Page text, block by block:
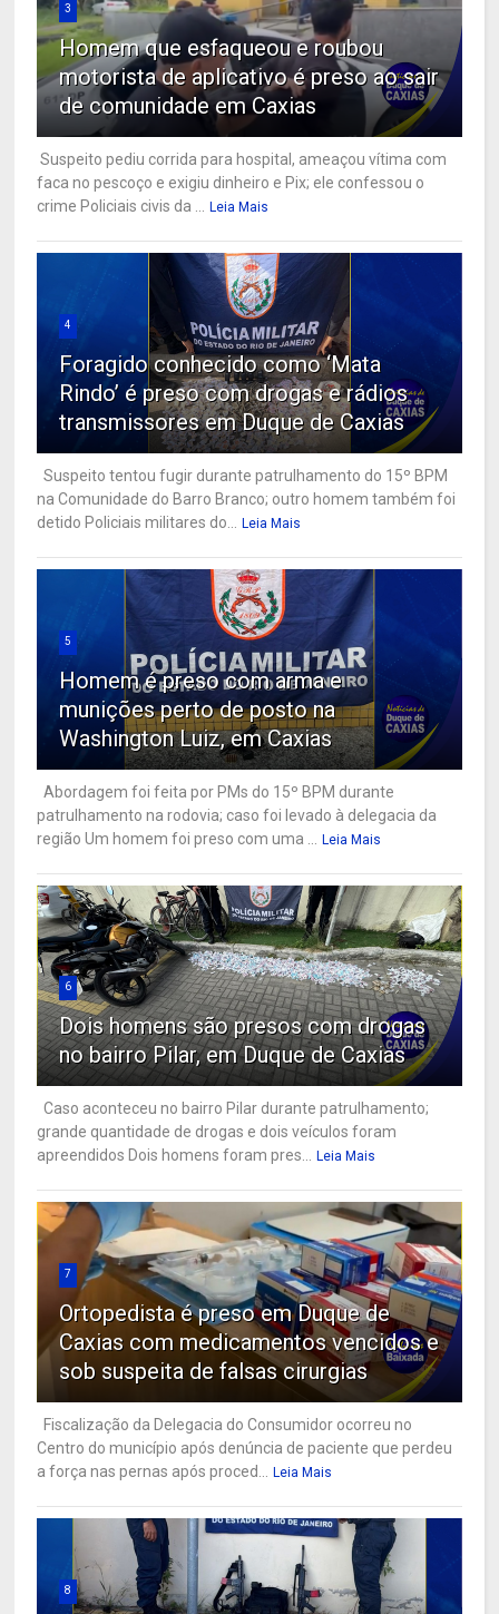
3
Homem que esfaqueou e roubou
motorista de aplicativo é preso ao sair
de comunidade em Caxias
Suspeito pediu corrida para hospital, ameaçou vítima com
faca no pescoço e exigiu dinheiro e Pix; ele confessou o
crime Policiais civis da ...
Leia Mais
4
Foragido conhecido como ‘Mata
Rindo’ é preso com drogas e rádios
transmissores em Duque de Caxias
Suspeito tentou fugir durante patrulhamento do 15º BPM
na Comunidade do Barro Branco; outro homem também foi
detido Policiais militares do...
Leia Mais
5
Homem é preso com arma e
munições perto de posto na
Washington Luiz, em Caxias
Abordagem foi feita por PMs do 15º BPM durante
patrulhamento na rodovia; caso foi levado à delegacia da
região Um homem foi preso com uma ...
Leia Mais
6
Dois homens são presos com drogas
no bairro Pilar, em Duque de Caxias
Caso aconteceu no bairro Pilar durante patrulhamento;
grande quantidade de drogas e dois veículos foram
apreendidos Dois homens foram pres...
Leia Mais
7
Ortopedista é preso em Duque de
Caxias com medicamentos vencidos e
sob suspeita de falsas cirurgias
Fiscalização da Delegacia do Consumidor ocorreu no
Centro do município após denúncia de paciente que perdeu
a força nas pernas após proced...
Leia Mais
8